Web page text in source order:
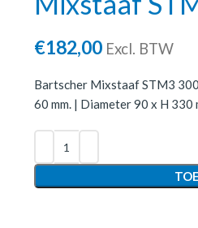
€182,00 Excl. BTW
Bartscher Mixstaaf STM3
60 mm. | Diameter 90 x H 330